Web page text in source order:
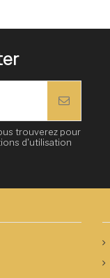
trouverez pour
d'utilisation